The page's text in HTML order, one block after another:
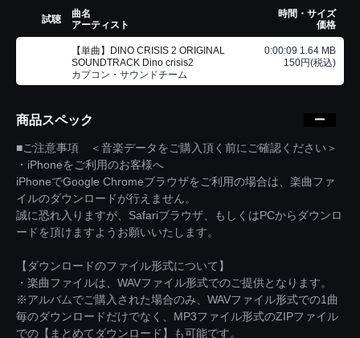
試聴
曲名
アーティスト
時間・サイズ
価格
【単曲】DINO CRISIS 2 ORIGINAL
SOUNDTRACK Dino crisis2
カプコン・サウンドチーム
0:00:09 1.64 MB
150円(税込)
商品スペック
■ご注意事項 ＜音楽データをご購入頂く前にご確認ください＞
・iPhoneをご利用のお客様へ
iPhoneでGoogle Chromeブラウザをご利用の場合は、楽曲ファ
イルのダウンロードが行えません。
誠に恐れ入りますが、Safariブラウザ、もしくはPCからダウンロ
ードを頂けますようお願いいたします。
【ダウンロードのファイル形式について】
・楽曲ファイルは、WAVファイル形式でのご提供となります。
※アルバムでご購入された場合のみ、WAVファイル形式での1曲
毎のダウンロードだけでなく、MP3ファイル形式のZIPファイル
での【まとめてダウンロード】も可能です。